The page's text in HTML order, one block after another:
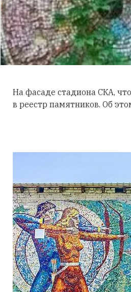
На фасаде стадиона СКА,
в реестр памятников. Об